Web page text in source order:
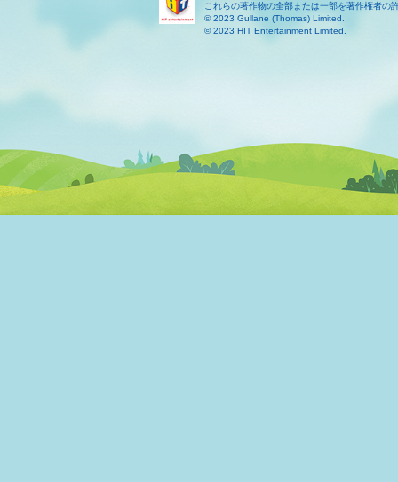
これらの著作物の全部または一部を著作権者の
© 2023 Gullane (Thomas) Limited.
© 2023 HIT Entertainment Limited.